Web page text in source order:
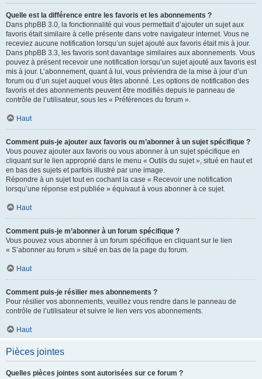
Quelle est la différence entre les favoris et les abonnements ?
Dans phpBB 3.0, la fonctionnalité qui vous permettait d’ajouter un sujet aux
favoris était similaire à celle présente dans votre navigateur internet. Vous ne
receviez aucune notification lorsqu’un sujet ajouté aux favoris était mis à jour.
Dans phpBB 3.3, les favoris sont davantage similaires aux abonnements. Vous
pouvez à présent recevoir une notification lorsqu’un sujet ajouté aux favoris est
mis à jour. L’abonnement, quant à lui, vous préviendra de la mise à jour d’un
forum ou d’un sujet auquel vous êtes abonné. Les options de notification des
favoris et des abonnements peuvent être modifiés depuis le panneau de
contrôle de l’utilisateur, sous les « Préférences du forum ».
Haut
Comment puis-je ajouter aux favoris ou m’abonner à un sujet spécifique ?
Vous pouvez ajouter aux favoris ou vous abonner à un sujet spécifique en
cliquant sur le lien approprié dans le menu « Outils du sujet », situé en haut et
en bas des sujets et parfois illustré par une image.
Répondre à un sujet tout en cochant la case « Recevoir une notification
lorsqu’une réponse est publiée » équivaut à vous abonner à ce sujet.
Haut
Comment puis-je m’abonner à un forum spécifique ?
Vous pouvez vous abonner à un forum spécifique en cliquant sur le lien
« S’abonner au forum » situé en bas de la page du forum.
Haut
Comment puis-je résilier mes abonnements ?
Pour résilier vos abonnements, veuillez vous rendre dans le panneau de
contrôle de l’utilisateur et suivre le lien vers vos abonnements.
Haut
Pièces jointes
Quelles pièces jointes sont autorisées sur ce forum ?